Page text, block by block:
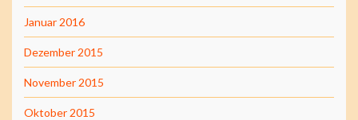
Januar 2016
Dezember 2015
November 2015
Oktober 2015